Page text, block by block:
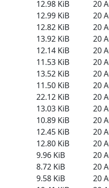
12.98 KiB
20
12.99 KiB
20
12.82 KiB
20
13.92 KiB
20
12.14 KiB
20
11.53 KiB
20
13.52 KiB
20
11.50 KiB
20
22.12 KiB
20
13.03 KiB
20
10.89 KiB
20
12.45 KiB
20
12.80 KiB
20
9.96 KiB
20
8.72 KiB
20
9.58 KiB
20